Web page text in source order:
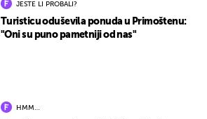
JESTE LI PROBALI?
Turisticu oduševila ponuda u Primoštenu:
"Oni su puno pametniji od nas"
HMM…